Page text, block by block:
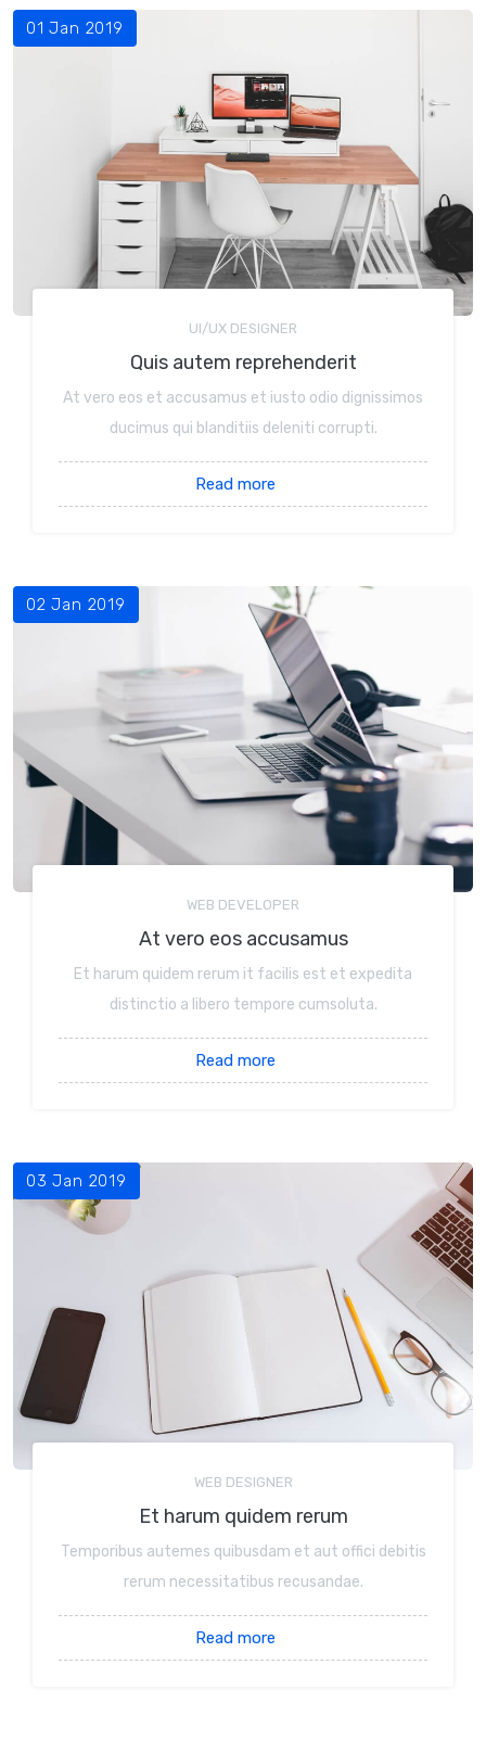
01 Jan 2019
UI/UX DESIGNER
Quis autem reprehenderit
At vero eos et accusamus et iusto odio dignissimos
ducimus qui blanditiis deleniti corrupti.
Read more
02 Jan 2019
WEB DEVELOPER
At vero eos accusamus
Et harum quidem rerum it facilis est et expedita
distinctio a libero tempore cumsoluta.
Read more
03 Jan 2019
WEB DESIGNER
Et harum quidem rerum
Temporibus autemes quibusdam et aut offici debitis
rerum necessitatibus recusandae.
Read more